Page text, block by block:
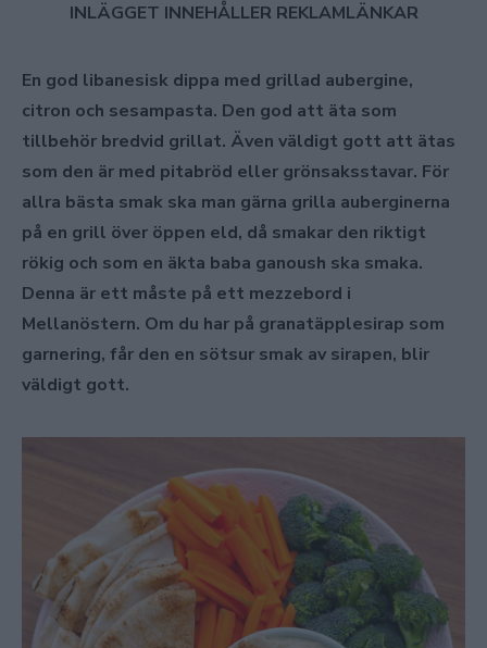
INLÄGGET INNEHÅLLER REKLAMLÄNKAR
En god libanesisk dippa med grillad aubergine,
citron och sesampasta. Den god att äta som
tillbehör bredvid grillat. Även väldigt gott att ätas
som den är med pitabröd eller grönsaksstavar. För
allra bästa smak ska man gärna grilla auberginerna
på en grill över öppen eld, då smakar den riktigt
rökig och som en äkta baba ganoush ska smaka.
Denna är ett måste på ett mezzebord i
Mellanöstern. Om du har på granatäpplesirap som
garnering, får den en sötsur smak av sirapen, blir
väldigt gott.